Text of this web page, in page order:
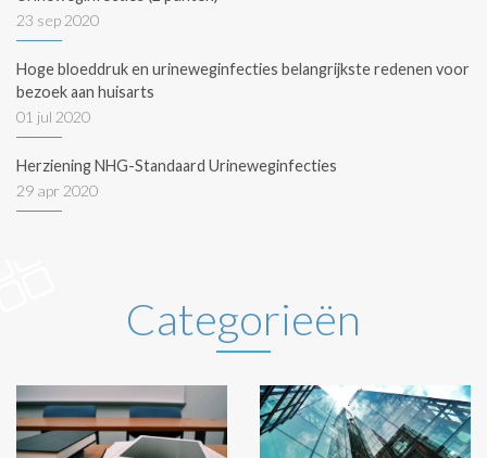
23 sep 2020
Hoge bloeddruk en urineweginfecties belangrijkste redenen voor
bezoek aan huisarts
01 jul 2020
Herziening NHG-Standaard Urineweginfecties
29 apr 2020
Categorieën